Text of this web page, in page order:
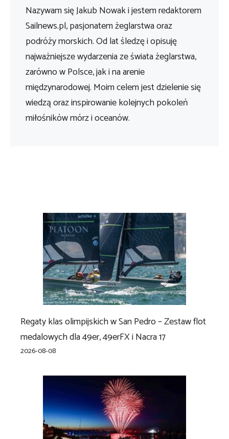
Nazywam się Jakub Nowak i jestem redaktorem
Sailnews.pl, pasjonatem żeglarstwa oraz
podróży morskich. Od lat śledzę i opisuję
najważniejsze wydarzenia ze świata żeglarstwa,
zarówno w Polsce, jak i na arenie
międzynarodowej. Moim celem jest dzielenie się
wiedzą oraz inspirowanie kolejnych pokoleń
miłośników mórz i oceanów.
Regaty klas olimpijskich w San Pedro – Zestaw flot
medalowych dla 49er, 49erFX i Nacra 17
2026-08-08